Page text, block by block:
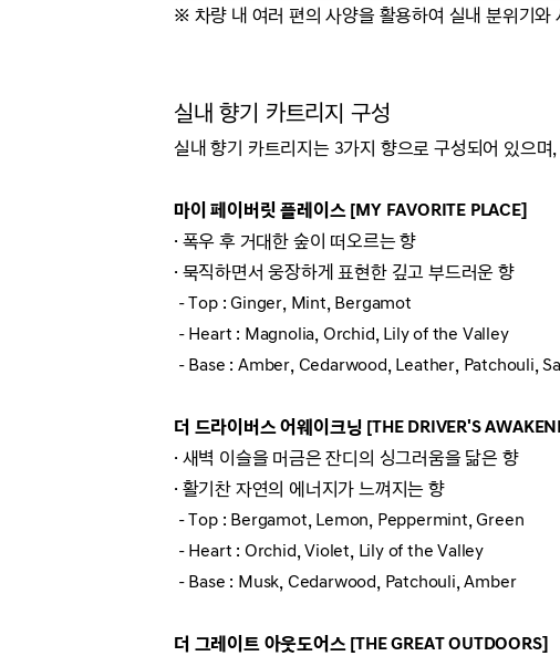
※ 차량 내 여러 편의 사양을 활용하여 실내 분위기와
실내 향기 카트리지 구성
실내 향기 카트리지는 3가지 향으로 구성되어 있으며,
마이 페이버릿 플레이스 [MY FAVORITE PLACE]
· 폭우 후 거대한 숲이 떠오르는 향
· 묵직하면서 웅장하게 표현한 깊고 부드러운 향
- Top : Ginger, Mint, Bergamot
- Heart : Magnolia, Orchid, Lily of the Valley
- Base : Amber, Cedarwood, Leather, Patchouli,
더 드라이버스 어웨이크닝 [THE DRIVER'S
· 새벽 이슬을 머금은 잔디의 싱그러움을 닮은 향
· 활기찬 자연의 에너지가 느껴지는 향
- Top : Bergamot, Lemon, Peppermint, Green
- Heart : Orchid, Violet, Lily of the Valley
- Base : Musk, Cedarwood, Patchouli, Amber
더 그레이트 아웃도어스 [THE GREAT OUTDOORS]